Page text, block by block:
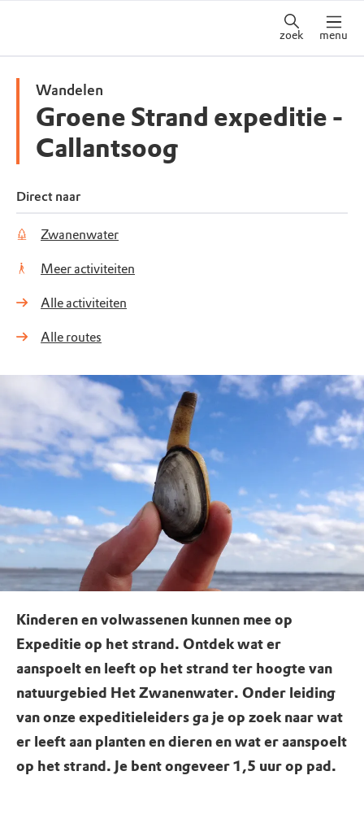
zoek menu
Wandelen
Groene Strand expeditie -
Callantsoog
Direct naar
Zwanenwater
Meer activiteiten
Alle activiteiten
Alle routes
Kinderen en volwassenen kunnen mee op
Expeditie op het strand. Ontdek wat er
aanspoelt en leeft op het strand ter hoogte van
natuurgebied Het Zwanenwater. Onder leiding
van onze expeditieleiders ga je op zoek naar wat
er leeft aan planten en dieren en wat er aanspoelt
op het strand. Je bent ongeveer 1,5 uur op pad.